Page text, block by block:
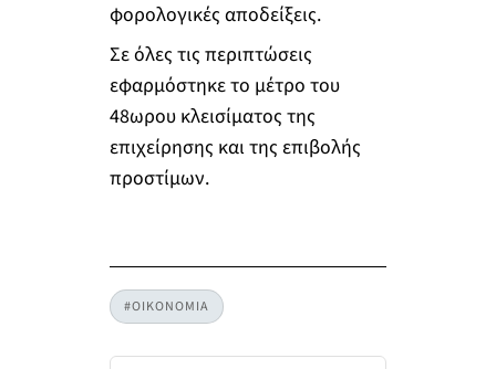
φορολογικές αποδείξεις.
Σε όλες τις περιπτώσεις
εφαρμόστηκε το μέτρο του
48ωρου κλεισίματος της
επιχείρησης και της επιβολής
προστίμων.
#ΟΙΚΟΝΟΜΙΑ